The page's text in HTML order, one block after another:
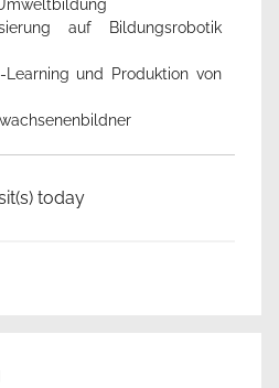
auf Bildungsrobotik
und Produktion von
today